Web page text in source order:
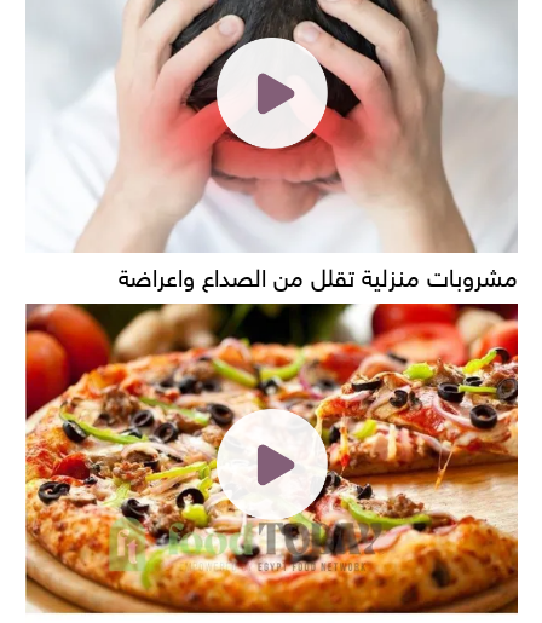
مشروبات منزلية تقلل من الصداع واعراضة